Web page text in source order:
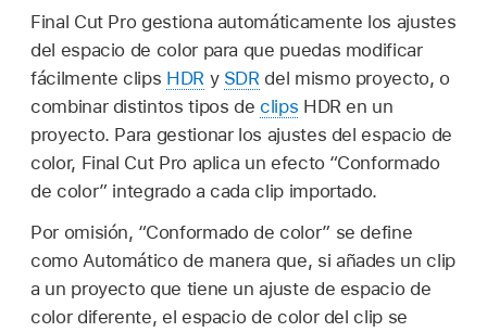
Final Cut Pro gestiona automáticamente los ajustes
del espacio de color para que puedas modificar
fácilmente clips HDR y SDR del mismo proyecto, o
combinar distintos tipos declips HDR en un
proyecto. Para gestionar los ajustes del espacio de
color, Final Cut Pro aplica un efecto “Conformado
de color” integrado a cada clip importado.
Por omisión, “Conformado de color” se define
como Automático de manera que, si añades un clip
a un proyecto que tiene un ajuste de espacio de
color diferente, el espacio de color del clip se